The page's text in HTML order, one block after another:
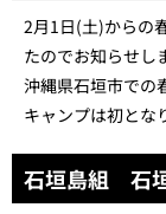
2月1日(土)からの
たのでお知らせし
沖縄県石垣市での
キャンプは初とな
石垣島組 石